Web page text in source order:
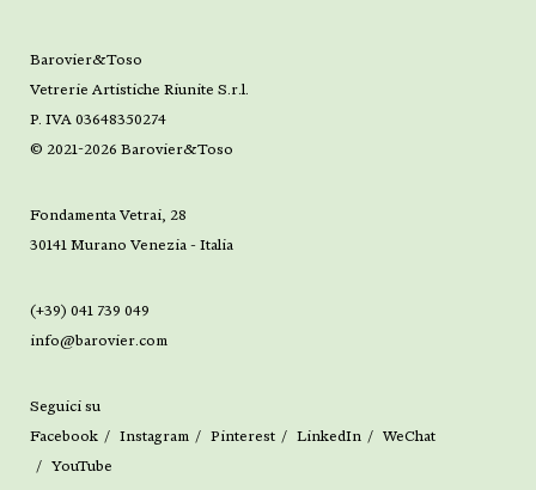
Barovier&Toso
Vetrerie Artistiche Riunite S.r.l.
P. IVA 03648350274
© 2021-2026 Barovier&Toso
Fondamenta Vetrai, 28
30141 Murano Venezia - Italia
(+39) 041 739 049
info@barovier.com
Seguici su
Facebook
Instagram Pinterest LinkedIn
WeChat
YouTube